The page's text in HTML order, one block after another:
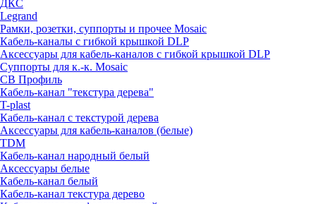
ДКС
Legrand
Рамки, розетки, суппорты и прочее Mosaic
Кабель-каналы с гибкой крышкой DLP
Аксессуары для кабель-каналов с гибкой крышкой DLP
Суппорты для к.-к. Mosaic
СВ Профиль
Кабель-канал "текстура дерева"
T-plast
Кабель-канал с текстурой дерева
Аксессуары для кабель-каналов (белые)
TDM
Кабель-канал народный белый
Аксессуары белые
Кабель-канал белый
Кабель-канал текстура дерево